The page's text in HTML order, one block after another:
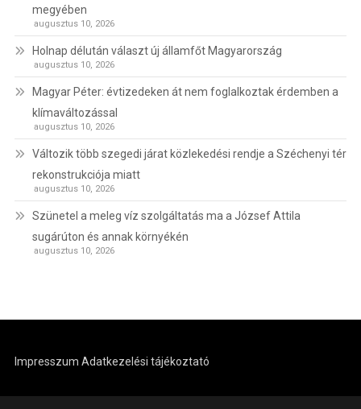
megyében
augusztus 10, 2026
Holnap délután választ új államfőt Magyarország
augusztus 10, 2026
Magyar Péter: évtizedeken át nem foglalkoztak érdemben a
klímaváltozással
augusztus 10, 2026
Változik több szegedi járat közlekedési rendje a Széchenyi tér
rekonstrukciója miatt
augusztus 10, 2026
Szünetel a meleg víz szolgáltatás ma a József Attila
sugárúton és annak környékén
augusztus 10, 2026
Impresszum Adatkezelési tájékoztató